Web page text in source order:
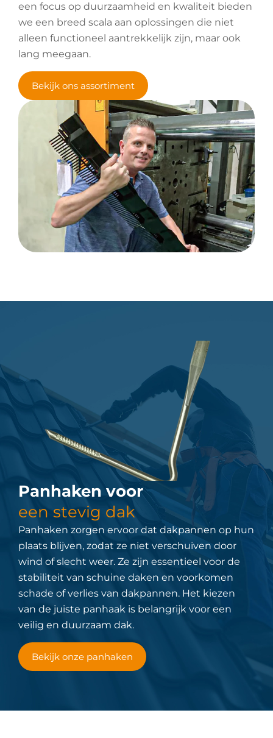
een focus op duurzaamheid en kwaliteit bieden
we een breed scala aan oplossingen die niet
alleen functioneel aantrekkelijk zijn, maar ook
lang meegaan.
Bekijk ons assortiment
Panhaken voor
een stevig dak
Panhaken zorgen ervoor dat dakpannen op hun
plaats blijven, zodat ze niet verschuiven door
wind of slecht weer. Ze zijn essentieel voor de
stabiliteit van schuine daken en voorkomen
schade of verlies van dakpannen. Het kiezen
van de juiste panhaak is belangrijk voor een
veilig en duurzaam dak.
Bekijk onze panhaken